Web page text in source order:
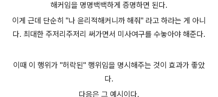
해커임을 명명백백하게 증명하면 된다.
이게 근데 단순히 "나 윤리적해커니까 해줘" 라고 하라는 게 아니
다. 최대한 주저리주저리 써가면서 미사여구를 수놓아야 해준다.
이때 이 행위가 "허락된" 행위임을 명시해주는 것이 효과가 좋았
다.
다음은 그 예시이다.